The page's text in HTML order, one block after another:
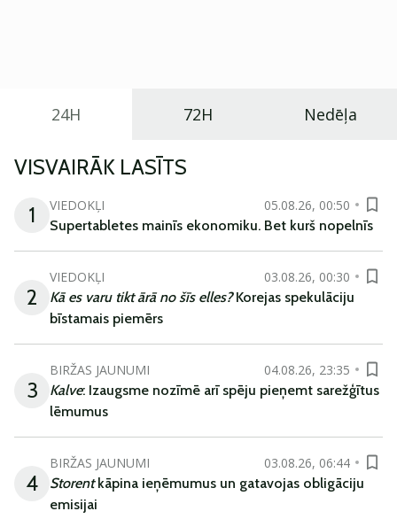
24H 72H Nedēļa
VISVAIRĀK LASĪTS
1
VIEDOKĻI
05.08.26, 00:50
Supertabletes mainīs ekonomiku. Bet kurš nopelnīs
2
VIEDOKĻI
03.08.26, 00:30
Kā es varu tikt ārā no šīs elles?Korejas spekulāciju
bīstamais piemērs
3
BIRŽAS JAUNUMI
04.08.26, 23:35
Kalve: Izaugsme nozīmē arī spēju pieņemt sarežģītus
lēmumus
4
BIRŽAS JAUNUMI
03.08.26, 06:44
Storentkāpina ieņēmumus un gatavojas obligāciju
emisijai